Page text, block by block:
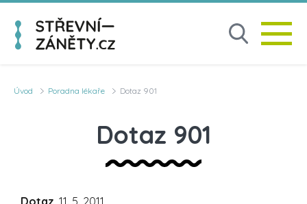
Úvod Poradna lékaře Dotaz 901
Dotaz 901
Dotaz, 11. 5. 2011